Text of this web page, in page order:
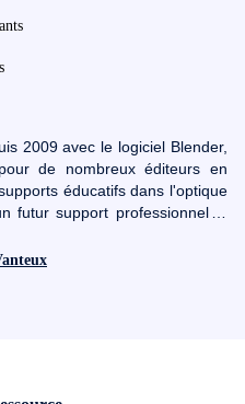
2009 avec le logiciel Blender,
de nombreux éditeurs en
éducatifs dans l'optique
futur support professionnel. Il
armes, etc...). Passionné par